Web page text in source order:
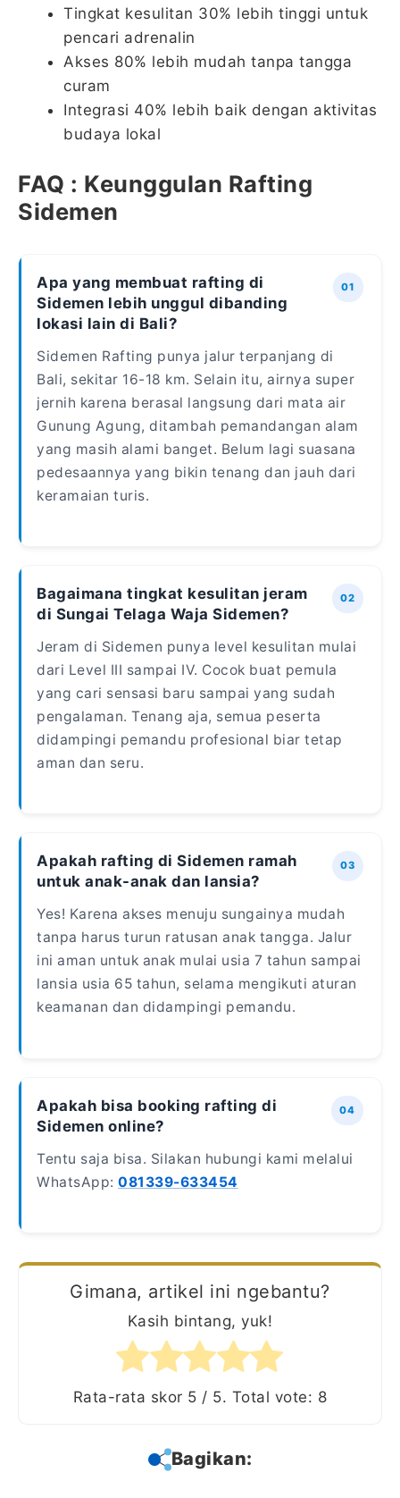
Tingkat kesulitan 30% lebih tinggi untuk
pencari adrenalin
Akses 80% lebih mudah tanpa tangga
curam
Integrasi 40% lebih baik dengan aktivitas
budaya lokal
FAQ : Keunggulan Rafting
Sidemen
Apa yang membuat rafting di
Sidemen lebih unggul dibanding
lokasi lain di Bali?
Sidemen Rafting punya jalur terpanjang di
Bali, sekitar 16-18 km. Selain itu, airnya super
jernih karena berasal langsung dari mata air
Gunung Agung, ditambah pemandangan alam
yang masih alami banget. Belum lagi suasana
pedesaannya yang bikin tenang dan jauh dari
keramaian turis.
Bagaimana tingkat kesulitan jeram
di Sungai Telaga Waja Sidemen?
Jeram di Sidemen punya level kesulitan mulai
dari Level III sampai IV. Cocok buat pemula
yang cari sensasi baru sampai yang sudah
pengalaman. Tenang aja, semua peserta
didampingi pemandu profesional biar tetap
aman dan seru.
Apakah rafting di Sidemen ramah
untuk anak-anak dan lansia?
Yes! Karena akses menuju sungainya mudah
tanpa harus turun ratusan anak tangga. Jalur
ini aman untuk anak mulai usia 7 tahun sampai
lansia usia 65 tahun, selama mengikuti aturan
keamanan dan didampingi pemandu.
Apakah bisa booking rafting di
Sidemen online?
Tentu saja bisa. Silakan hubungi kami melalui
WhatsApp: 081339-633454
Gimana, artikel ini ngebantu?
Kasih bintang, yuk!
Rata-rata skor 5 / 5. Total vote: 8
Bagikan: